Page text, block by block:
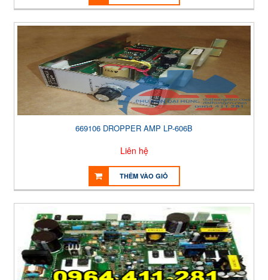
669106 DROPPER AMP LP-606B
Liên hệ
THÊM VÀO GIỎ